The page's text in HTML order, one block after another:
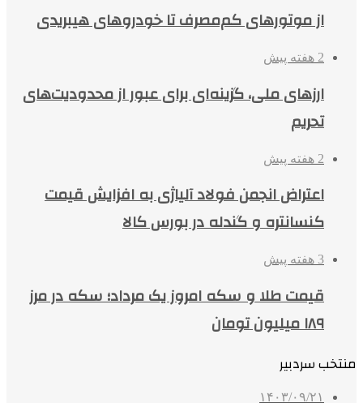
از موتورهای کم‌مصرف تا خودروهای هیبریدی
2 هفته پیش
ارزهای ملی، گزینه‌ای برای عبور از محدودیت‌های
تحریم
2 هفته پیش
اعتراض انجمن فولاد آلیاژی به افزایش قیمت
کنسانتره و گندله در بورس کالا
3 هفته پیش
قیمت طلا و سکه امروز یک مرداد؛ سکه در مرز
۱۸۹ میلیون تومان
منتخب سردبیر
۱۴۰۳/۰۹/۲۱